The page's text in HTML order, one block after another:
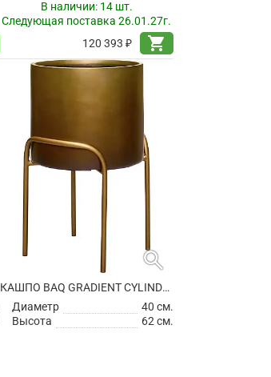
В наличии: 14 шт.
Следующая поставка 26.01.27г.
120 393 ₽
shopping_cart
search
КАШПО BAQ GRADIENT CYLINDER ELEVATED HIGH MATT HONEY
Диаметр
40 см.
Высота
62 см.